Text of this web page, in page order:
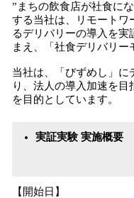
”まちの飲食店が社食に
する当社は、リモートワ
るデリバリーの導入を
まえ、「社食デリバリー
当社は、「びずめし」に
り、法人の導入加速を
を目的としています。
実証実験 実施概要
【開始日】